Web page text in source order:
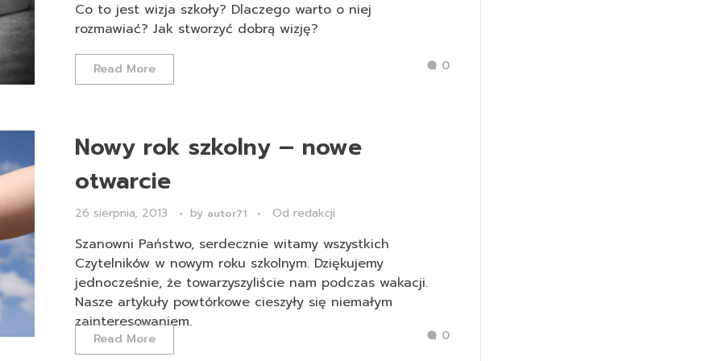
Co to jest wizja szkoły? Dlaczego warto o niej
rozmawiać? Jak stworzyć dobrą wizję?
Read More 0
Nowy rok szkolny – nowe
otwarcie
26 sierpnia, 2013 by autor71 Od redakcji
Szanowni Państwo, serdecznie witamy wszystkich
Czytelników w nowym roku szkolnym. Dziękujemy
jednocześnie, że towarzyszyliście nam podczas wakacji.
Nasze artykuły powtórkowe cieszyły się niemałym
zainteresowaniem.
Read More 0